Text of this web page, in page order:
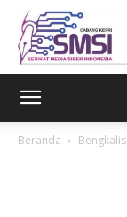
Beranda Bengkalis